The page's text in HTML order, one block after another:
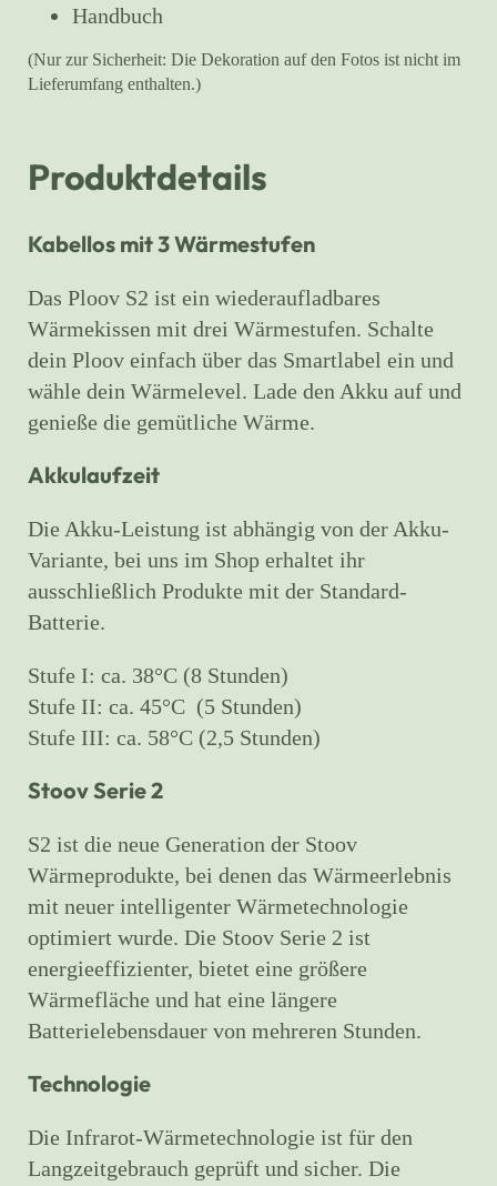
Handbuch
(Nur zur Sicherheit: Die Dekoration auf den Fotos ist nicht im
Lieferumfang enthalten.)
Produktdetails
Kabellos mit 3 Wärmestufen
Das Ploov S2 ist ein wiederaufladbares
Wärmekissen mit drei Wärmestufen. Schalte
dein Ploov einfach über das Smartlabel ein und
wähle dein Wärmelevel. Lade den Akku auf und
genieße die gemütliche Wärme.
Akkulaufzeit
Die Akku-Leistung ist abhängig von der Akku-
Variante, bei uns im Shop erhaltet ihr
ausschließlich Produkte mit der Standard-
Batterie.
Stufe I: ca. 38°C (8 Stunden)
Stufe II: ca. 45°C (5 Stunden)
Stufe III: ca. 58°C (2,5 Stunden)
Stoov Serie 2
S2 ist die neue Generation der Stoov
Wärmeprodukte, bei denen das Wärmeerlebnis
mit neuer intelligenter Wärmetechnologie
optimiert wurde. Die Stoov Serie 2 ist
energieeffizienter, bietet eine größere
Wärmefläche und hat eine längere
Batterielebensdauer von mehreren Stunden.
Technologie
Die Infrarot-Wärmetechnologie ist für den
Langzeitgebrauch geprüft und sicher. Die